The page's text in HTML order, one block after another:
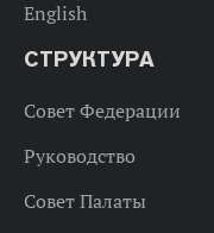
English
СТРУКТУРА
Совет Федерации
Руководство
Совет Палаты